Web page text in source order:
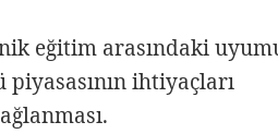
eğitim arasındaki
ihtiyaçları